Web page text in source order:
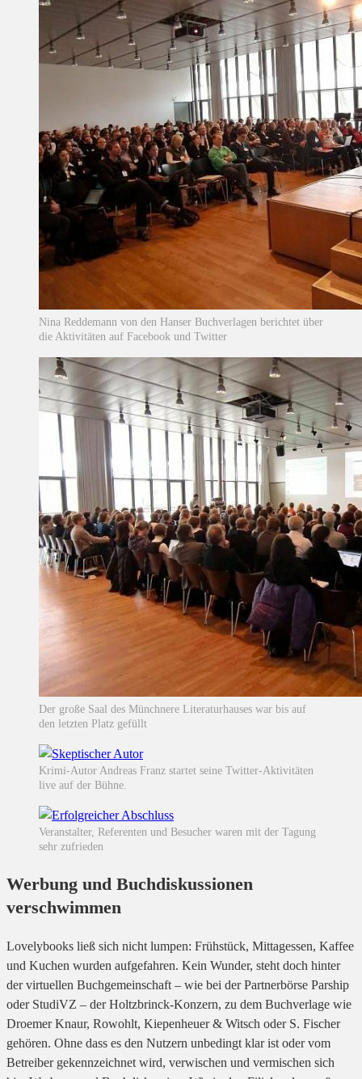
Nina Reddemann von den Hanser Buchverlagen berichtet über
die Aktivitäten auf Facebook und Twitter
Der große Saal des Münchnere Literaturhauses war bis auf
den letzten Platz gefüllt
Krimi-Autor Andreas Franz startet seine Twitter-Aktivitäten
live auf der Bühne.
Veranstalter, Referenten und Besucher waren mit der Tagung
sehr zufrieden
Werbung und Buchdiskussionen
verschwimmen
Lovelybooks ließ sich nicht lumpen: Frühstück, Mittagessen, Kaffee
und Kuchen wurden aufgefahren. Kein Wunder, steht doch hinter
der virtuellen Buchgemeinschaft – wie bei der Partnerbörse Parship
oder StudiVZ – der Holtzbrinck-Konzern, zu dem Buchverlage wie
Droemer Knaur, Rowohlt, Kiepenheuer & Witsch oder S. Fischer
gehören. Ohne dass es den Nutzern unbedingt klar ist oder vom
Betreiber gekennzeichnet wird, verwischen und vermischen sich